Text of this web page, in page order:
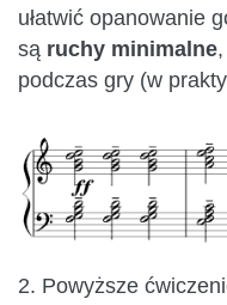
ułatwić opanowanie
są ruchy minimalne
podczas gry (w
2. Powyższe